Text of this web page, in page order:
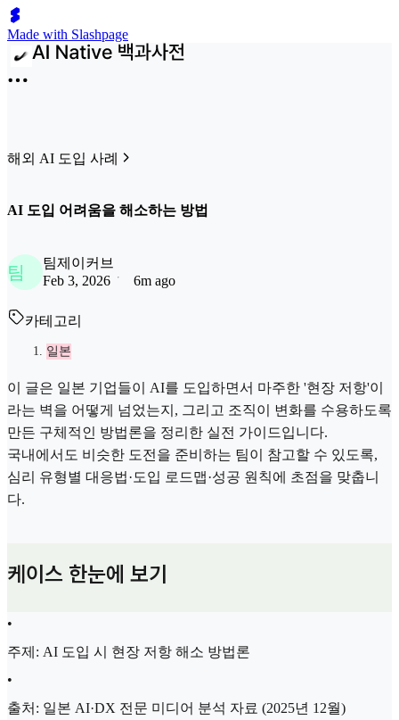
Made with Slashpage
해외 AI 도입 사례
AI 도입 어려움을 해소하는 방법
팀
팀제이커브
Feb 3, 2026
6m ago
카테고리
일본
이 글은 일본 기업들이 AI를 도입하면서 마주한 '현장 저항'이
라는 벽을 어떻게 넘었는지, 그리고 조직이 변화를 수용하도록
만든 구체적인 방법론을 정리한 실전 가이드입니다.
국내에서도 비슷한 도전을 준비하는 팀이 참고할 수 있도록,
심리 유형별 대응법·도입 로드맵·성공 원칙에 초점을 맞춥니
다.
케이스 한눈에 보기
•
주제: AI 도입 시 현장 저항 해소 방법론
•
출처: 일본 AI·DX 전문 미디어 분석 자료 (2025년 12월)